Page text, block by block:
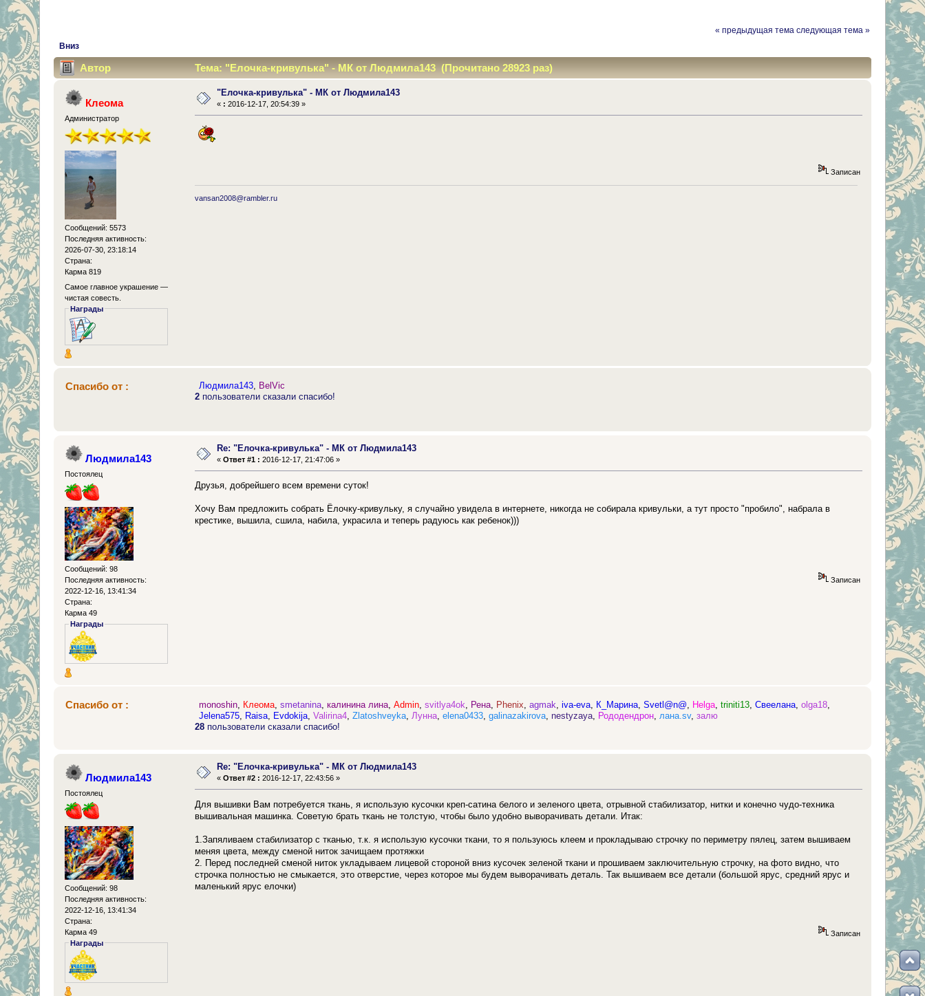
« предыдущая тема следующая тема »
Вниз
Автор Тема: "Елочка-кривулька" - МК от Людмила143 (Прочитано 28923 раз)
Клеома
Администратор
Сообщений: 5573
Последняя активность:
2026-07-30, 23:18:14
Страна:
Карма 819
Самое главное украшение —
чистая совесть.
Награды
"Елочка-кривулька" - МК от Людмила143
« : 2016-12-17, 20:54:39 »
Записан
vansan2008@rambler.ru
Спасибо от : Людмила143, BelVic
2пользователи сказали спасибо!
Людмила143
Постоялец
Сообщений: 98
Последняя активность:
2022-12-16, 13:41:34
Страна:
Карма 49
Награды
Re: "Елочка-кривулька" - МК от Людмила143
«Ответ #1 : 2016-12-17, 21:47:06 »
Друзья, добрейшего всем времени суток!
Хочу Вам предложить собрать Ёлочку-кривульку, я случайно увидела в интернете, никогда не собирала кривульки, а тут просто "пробило", набрала в
крестике, вышила, сшила, набила, украсила и теперь радуюсь как ребенок)))
Записан
Спасибо от : monoshin Клеома ,smetanina ,калинина лина ,Admin ,svitlya4ok Рена Phenix ,agmak ,iva-eva К_Марина ,Svetl@n@ Helga ,triniti13 ,Cвеелана ,olga18
Jelena575 Raisa Evdokija ,Valirina4 ,Zlatoshveyka Лунна ,elena0433 ,galinazakirova ,nestyzaya Рододендрон лана.sv,залю
28пользователи сказали спасибо!
Людмила143
Постоялец
Сообщений: 98
Последняя активность:
2022-12-16, 13:41:34
Страна:
Карма 49
Награды
Re: "Елочка-кривулька" - МК от Людмила143
«Ответ #2 : 2016-12-17, 22:43:56 »
Для вышивки Вам потребуется ткань, я использую кусочки креп-сатина белого и зеленого цвета, отрывной стабилизатор, нитки и конечно чудо-техника
вышивальная машинка. Советую брать ткань не толстую, чтобы было удобно выворачивать детали. Итак:
1.Запяливаем стабилизатор с тканью, т.к. я использую кусочки ткани, то я пользуюсь клеем и прокладываю строчку по периметру пялец, затем вышиваем
меняя цвета, между сменой ниток зачищаем протяжки
2. Перед последней сменой ниток укладываем лицевой стороной вниз кусочек зеленой ткани и прошиваем заключительную строчку, на фото видно, что
строчка полностью не смыкается, это отверстие, через которое мы будем выворачивать деталь. Так вышиваем все детали (большой ярус, средний ярус и
маленький ярус елочки)
Записан